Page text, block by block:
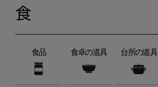
食
食品 食卓の道具 台所の道具